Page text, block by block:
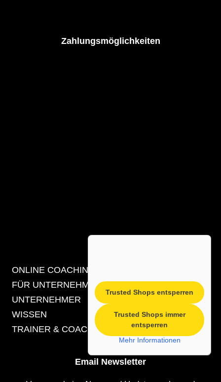
Trusted Shops entsperren
Trusted Shops immer
entsperren
Mehr Informationen
Zahlungsmöglichkeiten
ONLINE COACHING
FÜR UNTERNEHMEN, MANAGER &
UNTERNEHMER
WISSEN
TRAINER & COACHES
Email Newsletter